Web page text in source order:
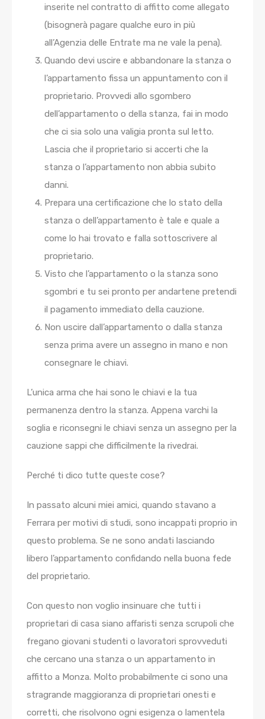
inserite nel contratto di affitto come allegato
(bisognerà pagare qualche euro in più
all’Agenzia delle Entrate ma ne vale la pena).
Quando devi uscire e abbandonare la stanza o
l’appartamento fissa un appuntamento con il
proprietario. Provvedi allo sgombero
dell’appartamento o della stanza, fai in modo
che ci sia solo una valigia pronta sul letto.
Lascia che il proprietario si accerti che la
stanza o l’appartamento non abbia subito
danni.
Prepara una certificazione che lo stato della
stanza o dell’appartamento è tale e quale a
come lo hai trovato e falla sottoscrivere al
proprietario.
Visto che l’appartamento o la stanza sono
sgombri e tu sei pronto per andartene pretendi
il pagamento immediato della cauzione.
Non uscire dall’appartamento o dalla stanza
senza prima avere un assegno in mano e non
consegnare le chiavi.
L’unica arma che hai sono le chiavi e la tua
permanenza dentro la stanza. Appena varchi la
soglia e riconsegni le chiavi senza un assegno per la
cauzione sappi che difficilmente la rivedrai.
Perché ti dico tutte queste cose?
In passato alcuni miei amici, quando stavano a
Ferrara per motivi di studi, sono incappati proprio in
questo problema. Se ne sono andati lasciando
libero l’appartamento confidando nella buona fede
del proprietario.
Con questo non voglio insinuare che tutti i
proprietari di casa siano affaristi senza scrupoli che
fregano giovani studenti o lavoratori sprovveduti
che cercano una stanza o un appartamento in
affitto a Monza. Molto probabilmente ci sono una
stragrande maggioranza di proprietari onesti e
corretti, che risolvono ogni esigenza o lamentela